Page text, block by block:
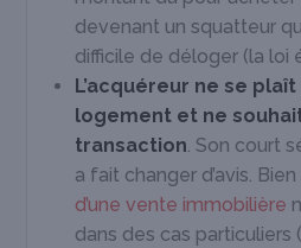
devenant un squatteur
difficile de déloger (la loi
L’acquéreur ne se
logement et ne
transaction. Son court
a fait changer d’avis. Bien
d’une vente immobilière
dans des cas particuliers